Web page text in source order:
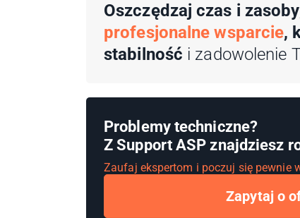
Oszczędzaj czas i zasoby
profesjonalne wsparcie,
stabilność i zadowolenie
Problemy techniczne?
Z Support ASP znajdziesz
Zaufaj ekspertom i poczuj się pewnie
Zapytaj o